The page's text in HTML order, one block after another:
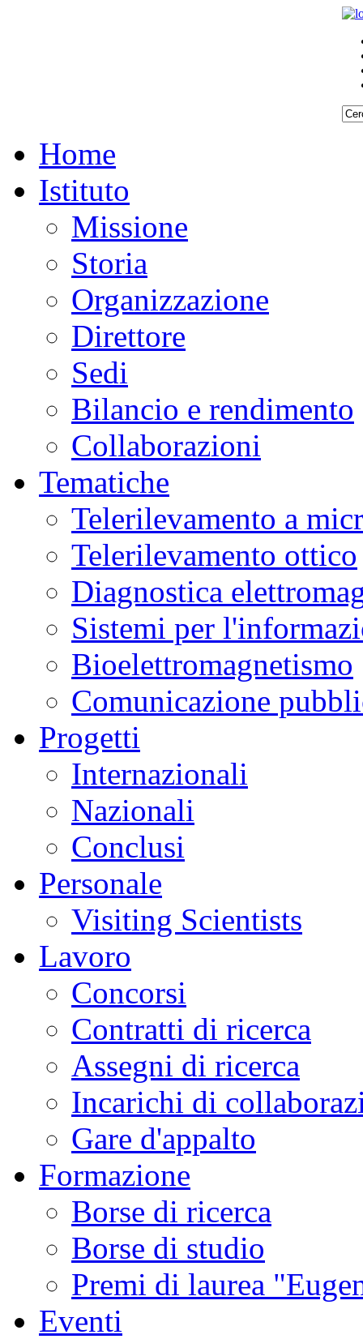
Home
Istituto
Missione
Storia
Organizzazione
Direttore
Sedi
Bilancio e rendimento
Collaborazioni
Tematiche
Telerilevamento a
Telerilevamento ottico
Diagnostica
Sistemi per
Bioelettromagnetismo
Comunicazione
Progetti
Internazionali
Nazionali
Conclusi
Personale
Visiting Scientists
Lavoro
Concorsi
Contratti di ricerca
Assegni di ricerca
Incarichi di
Gare d'appalto
Formazione
Borse di ricerca
Borse di studio
Premi di laurea
Eventi